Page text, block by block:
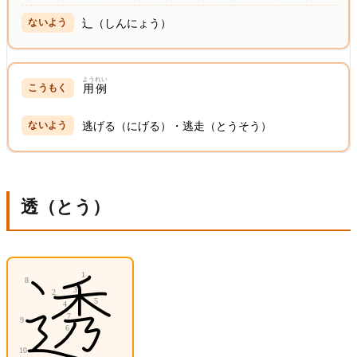
辶（しんにょう）
用例
ようれい
逃げる（にげる）・逃走（とうそう）
透（とう）